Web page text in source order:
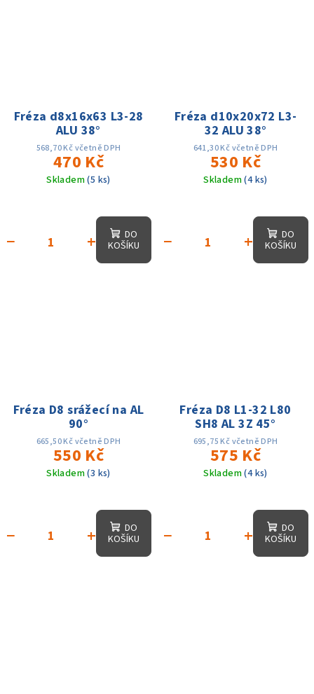
Fréza d8x16x63 L3-28
ALU 38°
568,70 Kč včetně DPH
470 Kč
Skladem(5 ks)
+
−
DO
KOŠÍKU
Fréza d10x20x72 L3-
32 ALU 38°
641,30 Kč včetně DPH
530 Kč
Skladem(4 ks)
+
−
DO
KOŠÍKU
Fréza D8 srážecí na AL
90°
665,50 Kč včetně DPH
550 Kč
Skladem(3 ks)
hodnocení
produktu
+
−
DO
KOŠÍKU
Fréza D8 L1-32 L80
SH8 AL 3Z 45°
695,75 Kč včetně DPH
575 Kč
Skladem(4 ks)
+
−
DO
KOŠÍKU